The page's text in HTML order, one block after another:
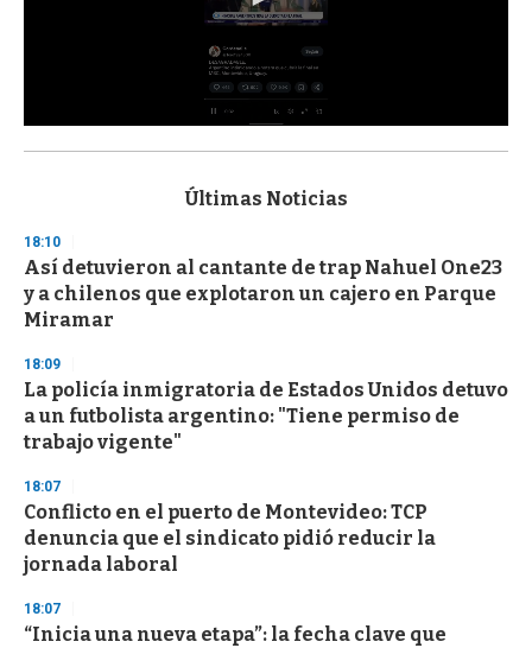
s
d
s
o
f
3
s
e
c
o
n
Últimas Noticias
18:10
Así detuvieron al cantante de trap Nahuel One23
y a chilenos que explotaron un cajero en Parque
Miramar
18:09
La policía inmigratoria de Estados Unidos detuvo
a un futbolista argentino: "Tiene permiso de
trabajo vigente"
18:07
Conflicto en el puerto de Montevideo: TCP
denuncia que el sindicato pidió reducir la
jornada laboral
18:07
“Inicia una nueva etapa”: la fecha clave que